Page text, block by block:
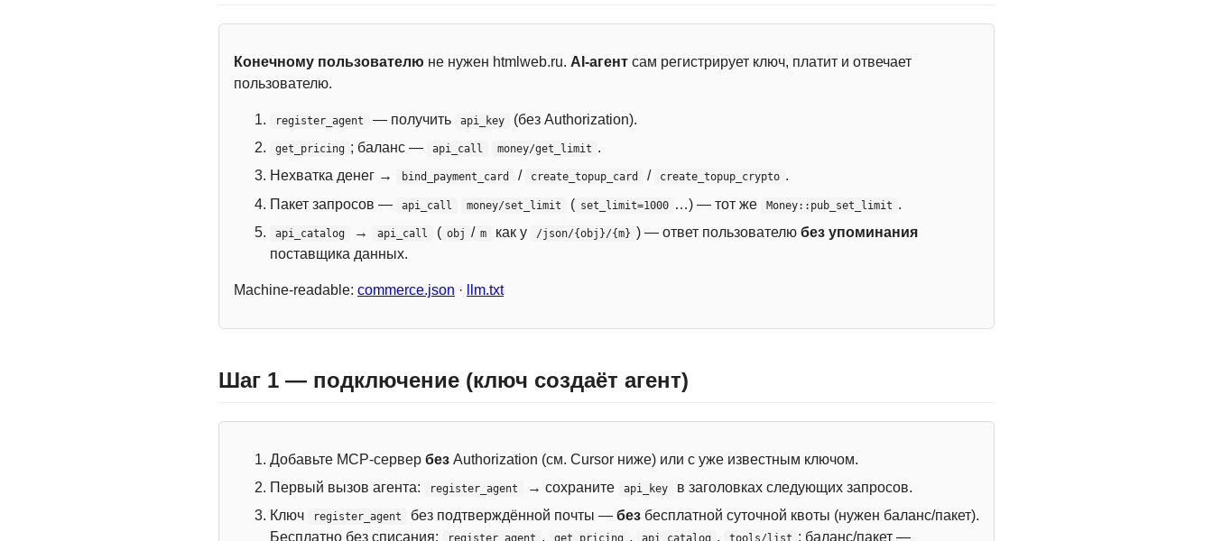
Конечному пользователю не нужен htmlweb.ru. AI-агент сам регистрирует ключ, платит и отвечает
пользователю.
register_agent — получить api_key (без Authorization).
get_pricing ; баланс — api_call money/get_limit .
Нехватка денег →
bind_payment_card / create_topup_card / create_topup_crypto .
Пакет запросов —
api_call money/set_limit ( set_limit=1000 …) — тот же Money::pub_set_limit .
api_catalog → api_call ( obj / m как у /json/{obj}/{m} ) — ответ пользователю без упоминания
поставщика данных.
Machine-readable: commerce.json · llm.txt
Шаг 1 — подключение (ключ создаёт агент)
Добавьте MCP-сервер без Authorization (см. Cursor ниже) или с уже известным ключом.
Первый вызов агента:
register_agent → сохраните api_key
в заголовках следующих запросов.
Ключ
register_agent без подтверждённой почты — без бесплатной суточной квоты (нужен баланс/пакет).
Бесплатно без списания:
, , , ; баланс/пакет —